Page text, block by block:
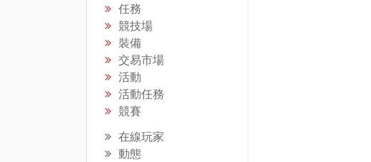
任務
競技場
裝備
交易市場
活動
活動任務
競賽
在線玩家
動態